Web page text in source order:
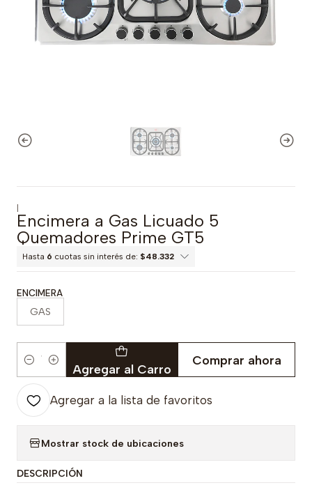
|
Encimera a Gas Licuado 5
Quemadores Prime GT5
Hasta 6 cuotas sin interés de: $48.332
ENCIMERA
GAS
Cantidad Agregar al Carro
Comprar ahora
Agregar a la lista de favoritos
Mostrar stock de ubicaciones
DESCRIPCIÓN